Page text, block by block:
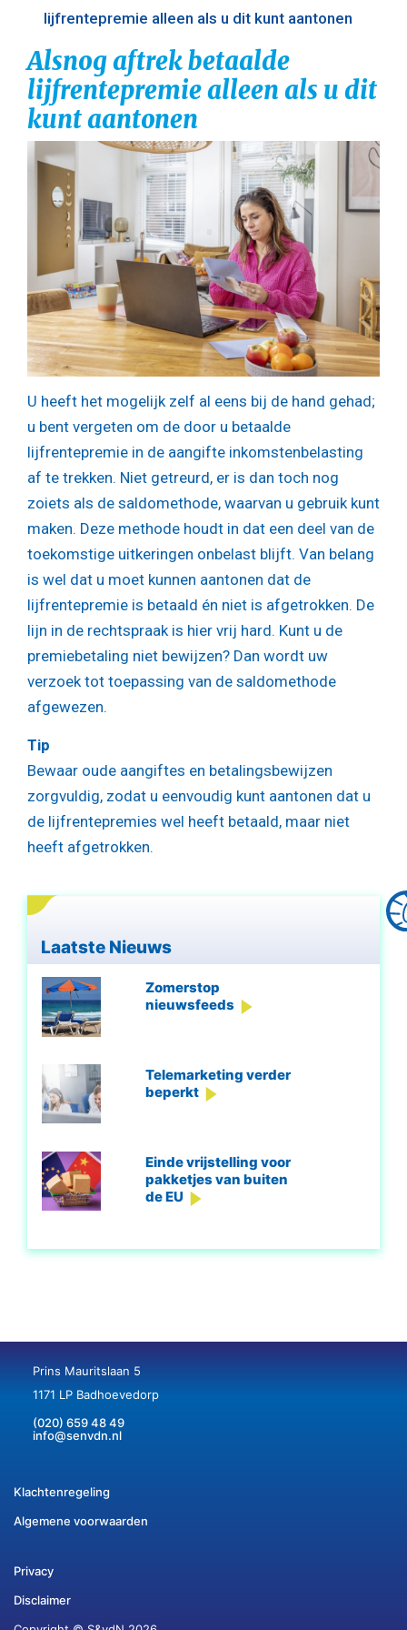
lijfrentepremie alleen als u dit kunt aantonen
Alsnog aftrek betaalde
lijfrentepremie alleen als u dit
kunt aantonen
U heeft het mogelijk zelf al eens bij de hand gehad;
u bent vergeten om de door u betaalde
lijfrentepremie in de aangifte inkomstenbelasting
af te trekken. Niet getreurd, er is dan toch nog
zoiets als de saldomethode, waarvan u gebruik kunt
maken. Deze methode houdt in dat een deel van de
toekomstige uitkeringen onbelast blijft. Van belang
is wel dat u moet kunnen aantonen dat de
lijfrentepremie is betaald én niet is afgetrokken. De
lijn in de rechtspraak is hier vrij hard. Kunt u de
premiebetaling niet bewijzen? Dan wordt uw
verzoek tot toepassing van de saldomethode
afgewezen.
Tip
Bewaar oude aangiftes en betalingsbewijzen
zorgvuldig, zodat u eenvoudig kunt aantonen dat u
de lijfrentepremies wel heeft betaald, maar niet
heeft afgetrokken.
Laatste Nieuws
Zomerstop
nieuwsfeeds
Telemarketing verder
beperkt
Einde vrijstelling voor
pakketjes van buiten
de EU
Prins Mauritslaan 5
1171 LP Badhoevedorp
(020) 659 48 49
info@senvdn.nl
Klachtenregeling
Algemene voorwaarden
Privacy
Disclaimer